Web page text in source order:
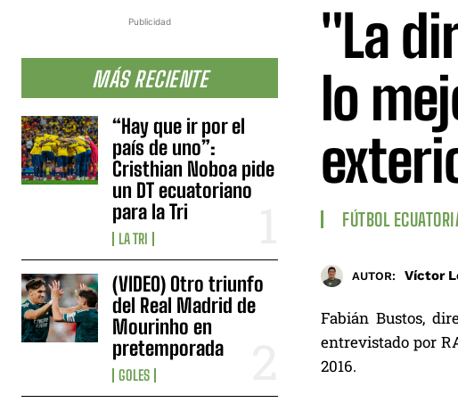
Publicidad
MÁS RECIENTE
“Hay que ir por el
país de uno”:
Cristhian Noboa pide
un DT ecuatoriano
para la Tri
LA TRI
(VIDEO) Otro triunfo
del Real Madrid de
Mourinho en
pretemporada
GOLES
"La
lo
FÚTBOL
AUTOR: Víctor
Fabián Bustos,
entrevistado por
2016.